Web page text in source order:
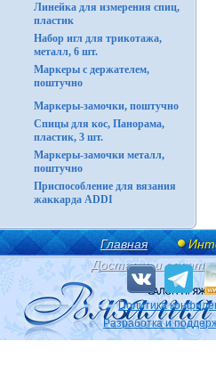
Линейка для измерения спиц,
пластик
Набор игл для трикотажа,
металл, 6 шт.
Маркеры с держателем,
поштучно
Маркеры-замочки, поштучно
Спицы для кос, Панорама,
пластик, 3 шт.
Маркеры-замочки металл,
поштучно
Приспособление для вязания
жаккарда ADDI
Главная
Доставка и оплата
Политика
Разработка и